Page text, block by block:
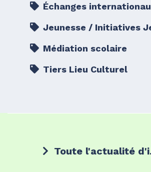
Échanges
Jeunesse / Initiatives
Médiation scolaire
Tiers Lieu Culturel
Toute l'actualité